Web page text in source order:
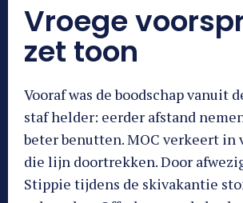
Vroege
zet toon
Vooraf was de boodschap vanuit
staf helder: eerder afstand
beter benutten. MOC verkeert in
die lijn doortrekken. Door
Stippie tijdens de skivakantie